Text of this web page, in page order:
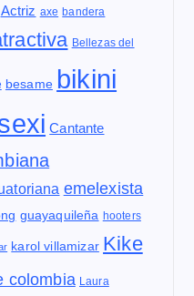
Actriz axe bandera
Bellezas del
besame bikini
Cantante
emelexista
guayaquileña hooters
karol villamizar Kike
colombia Laura